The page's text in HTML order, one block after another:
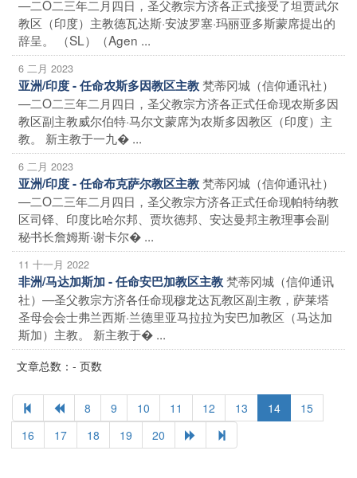
—二O二三年二月四日，圣父教宗方济各正式接受了坦贾武尔
教区（印度）主教德瓦达斯·安波罗塞·玛丽亚多斯蒙席提出的
辞呈。 （SL）（Agen ...
6 二月 2023
亚洲/印度 - 任命农斯多因教区主教梵蒂冈城（信仰通讯社）
—二O二三年二月四日，圣父教宗方济各正式任命现农斯多因
教区副主教威尔伯特·马尔文蒙席为农斯多因教区（印度）主
教。 新主教于一九� ...
6 二月 2023
亚洲/印度 - 任命布克萨尔教区主教梵蒂冈城（信仰通讯社）
—二O二三年二月四日，圣父教宗方济各正式任命现帕特纳教
区司铎、印度比哈尔邦、贾坎德邦、安达曼邦主教理事会副
秘书长詹姆斯·谢卡尔� ...
11 十一月 2022
非洲/马达加斯加 - 任命安巴加教区主教梵蒂冈城（信仰通讯
社）—圣父教宗方济各任命现穆龙达瓦教区副主教，萨莱塔
圣母会会士弗兰西斯·兰德里亚马拉拉为安巴加教区（马达加
斯加）主教。 新主教于� ...
文章总数：- 页数
8 9 10 11 12 13 14
15
16
17 18 19 20